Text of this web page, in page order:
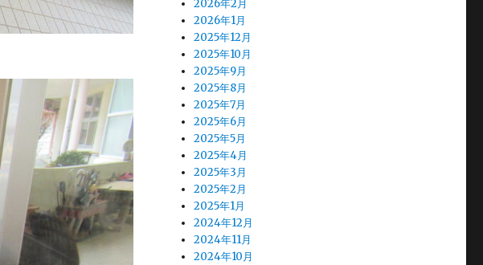
2026年2月
2026年1月
2025年12月
2025年10月
2025年9月
2025年8月
2025年7月
2025年6月
2025年5月
2025年4月
2025年3月
2025年2月
2025年1月
2024年12月
2024年11月
2024年10月